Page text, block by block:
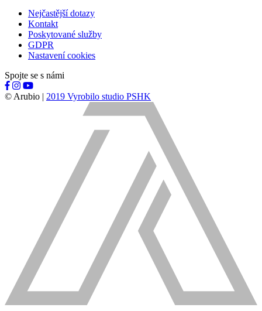
Nejčastější dotazy
Kontakt
Poskytované služby
GDPR
Nastavení cookies
Spojte se s námi
© Arubio | 2019 Vyrobilo studio PSHK